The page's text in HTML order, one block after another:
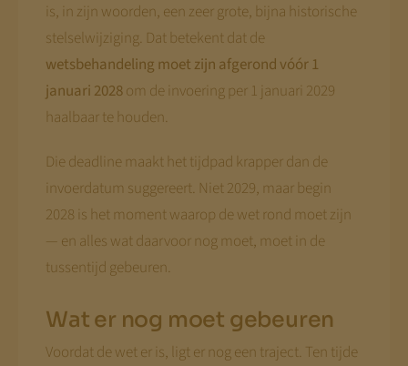
is, in zijn woorden, een zeer grote, bijna historische
stelselwijziging. Dat betekent dat de
wetsbehandeling moet zijn afgerond vóór 1
januari 2028om de invoering per 1 januari 2029
haalbaar te houden.
Die deadline maakt het tijdpad krapper dan de
invoerdatum suggereert. Niet 2029, maar begin
2028 is het moment waarop de wet rond moet zijn
— en alles wat daarvoor nog moet, moet in de
tussentijd gebeuren.
Wat er nog moet gebeuren
Voordat de wet er is, ligt er nog een traject. Ten tijde